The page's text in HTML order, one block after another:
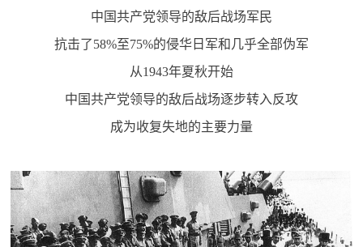
中国共产党领导的敌后战场军民
抗击了58%至75%的侵华日军和几乎全部伪军
从1943年夏秋开始
中国共产党领导的敌后战场逐步转入反攻
成为收复失地的主要力量